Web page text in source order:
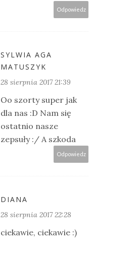
Odpowiedz
SYLWIA AGA
MATUSZYK
28 sierpnia 2017 21:39
Oo szorty super jak
dla nas :D Nam się
ostatnio nasze
zepsuły :/ A szkoda
Odpowiedz
DIANA
28 sierpnia 2017 22:28
ciekawie, ciekawie :)